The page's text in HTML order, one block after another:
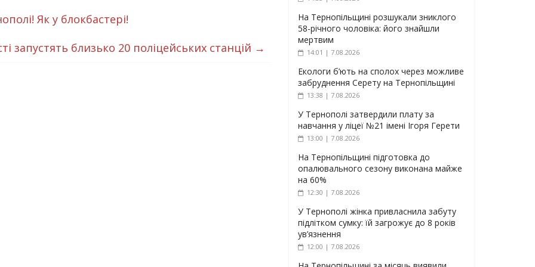
Як у блокбастері!
запустять близько 20 поліцейських станцій →
На Тернопільщині розшукали зниклого
58-річного чоловіка: його знайшли
мертвим
14:01 | 7.08.2026
Екологи б’ють на сполох через можливе
забруднення Серету на Тернопільщині
13:38 | 7.08.2026
У Тернополі затвердили плату за
навчання у ліцеї №21 імені Ігоря Герети
13:00 | 7.08.2026
На Тернопільщині підготовка до
опалювального сезону виконана майже
на 60%
12:30 | 7.08.2026
У Тернополі жінка привласнила забуту
підлітком сумку: їй загрожує до 8 років
ув’язнення
12:00 | 7.08.2026